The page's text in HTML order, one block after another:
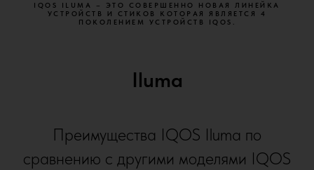
IQOS ILUMA – ЭТО СОВЕРШЕННО НОВАЯ ЛИНЕЙКА
УСТРОЙСТВ И СТИКОВ КОТОРАЯ ЯВЛЯЕТСЯ 4
ПОКОЛЕНИЕМ УСТРОЙСТВ IQOS.
Iluma
Преимущества IQOS Iluma по
сравнению с другими моделями IQOS